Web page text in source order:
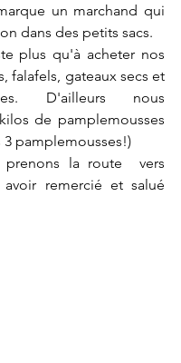
un marchand qui
dans des petits sacs.
plus qu'à acheter nos
falafels, gateaux secs et
D'ailleurs nous
de pamplemousses
3 pamplemousses!)
avoir remercié et salué